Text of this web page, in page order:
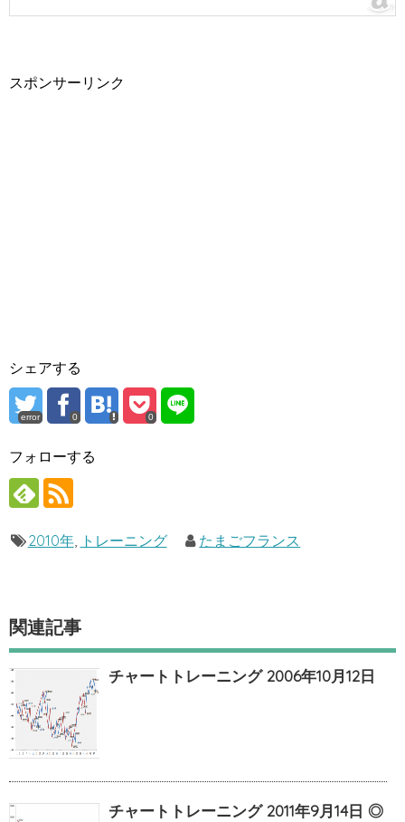
スポンサーリンク
シェアする
error 0 0
フォローする
2010年, トレーニング たまごフランス
関連記事
チャートトレーニング 2006年10月12日
チャートトレーニング 2011年9月14日 ◎